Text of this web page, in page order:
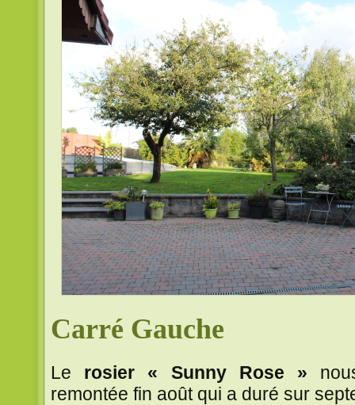
Carré Gauche
Le rosier « Sunny Rose »
remontée fin août qui a duré sur